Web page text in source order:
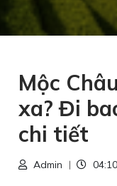
Mộc
xa? Đi
chi tiết
Admin